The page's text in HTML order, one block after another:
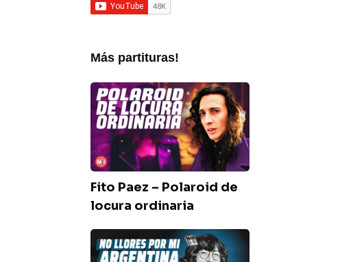
Más partituras!
Fito
Paez
–
Polaroid
de
locura
ordinaria
Fito Paez – Polaroid de
locura ordinaria
Seru